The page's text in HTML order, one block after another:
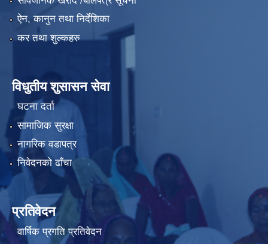
ऐन, कानुन तथा निर्देशिका
कर तथा शुल्कहरु
विधुतीय शुसासन सेवा
घटना दर्ता
सामाजिक सुरक्षा
नागरिक वडापत्र
निवेदनको ढाँचा
प्रतिवेदन
वार्षिक प्रगति प्रतिवेदन